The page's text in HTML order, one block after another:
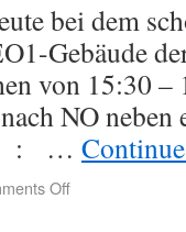
bei dem
Gebäude
von 15:30 –
NO
: …
Off